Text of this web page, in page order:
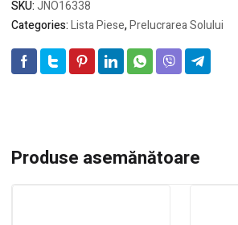
SKU:JNO16338
Categories:Lista Piese,Prelucrarea Solului
Produse asemănătoare